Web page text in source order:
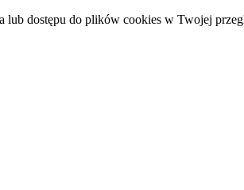
dostępu do plików cookies w Twojej